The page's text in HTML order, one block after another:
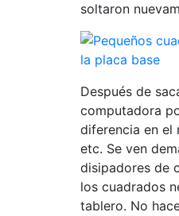
soltaron
Después de
computadora
diferencia en el
etc. Se ven
disipadores de
los cuadrados
tablero. No